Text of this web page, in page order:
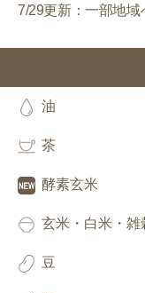
7/29更新：一部地域
油
茶
酵素玄米
玄米・白米・雑
豆
対象者：か
利用条件：
ご